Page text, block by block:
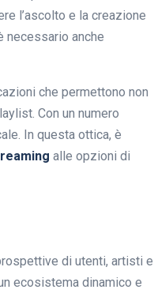
l’ascolto e la creazione
necessario anche
che permettono non
Con un numero
In questa ottica, è
alle opzioni di
di utenti, artisti e
ecosistema dinamico e